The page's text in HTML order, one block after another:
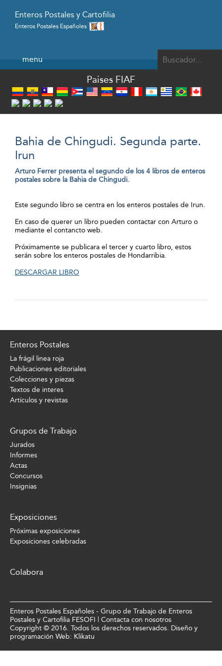
Enteros Postales y Cartofilia
Enteros Postales Españoles
menu
Paises FIAF
Bahia de Chingudi. Segunda parte.
Irun
Arturo Ferrer presenta el segundo de los 4 libros de enteros
postales sobre la Bahia de Chingudi.
Este segundo libro se centra en los enteros postales de Irun.
En caso de querer un libro pueden contactar con Arturo o
mediante el contancto web.
Próximamente se publicara el tercer y cuarto libro, estos
serán sobre los enteros postales de Hondarribia.
DESCARGAR LIBRO
Enteros Postales
La frágil linea roja
Publicaciones editoriales
Colecciones y piezas
Textos de interes
Artículos y revistas
Grupos de Trabajo
Jurados
Informes
Actas
Concursos
Insignias
Exposiciones
Próximas exposiciones
Exposiciones celebradas
Colabora
Enteros Postales Españoles - Grupo de Trabajo de Enteros
Postales y Cartofilia FESOFI | Contacta con nosotros
Copyright © 2016. Todos los derechos reservados. Diseño y
programación Web: Klikatu